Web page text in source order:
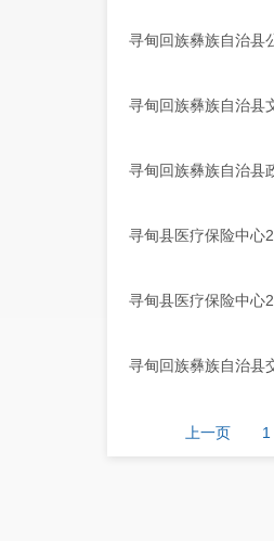
寻甸回族彝族自治县
寻甸回族彝族自治县
寻甸回族彝族自治县
寻甸县医疗保险中心
寻甸县医疗保险中心
寻甸回族彝族自治县
上一页 1